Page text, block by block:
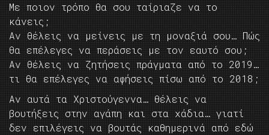
Mε ποιον τρόπο θα σου ταίριαζε να το
κάνεις;
Αν θέλεις να μείνεις με τη μοναξιά σου… Πώς
θα επέλεγες να περάσεις με τον εαυτό σου;
Αν θέλεις να ζητήσεις πράγματα από το 2019…
τι θα επέλεγες να αφήσεις πίσω από το 2018;
Αν αυτά τα Χριστούγεννα… θέλεις να
βουτήξεις στην αγάπη και στα χάδια… γιατί
δεν επιλέγεις να βουτάς καθημερινά από εδώ